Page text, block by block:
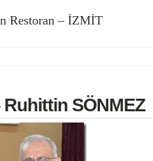
Restoran – İZMİT
Ruhittin SÖNMEZ